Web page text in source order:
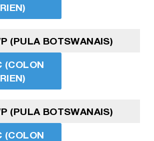
(PULA BOTSWANAIS)
(COLON
(PULA BOTSWANAIS)
(COLON